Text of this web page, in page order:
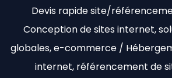
Devis rapide site/
Conception de sites internet,
globales, e-commerce /
internet, référencement de